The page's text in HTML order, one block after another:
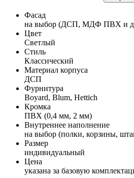
Фасад
на выбор (ДСП, МДФ ПВХ и
Цвет
Светлый
Стиль
Классический
Материал корпуса
ДСП
Фурнитура
Boyard, Blum, Hettich
Кромка
ПВХ (0,4 мм, 2 мм)
Внутреннее наполнение
на выбор (полки, корзины,
Размер
индивидуальный
Цена
указана за базовую